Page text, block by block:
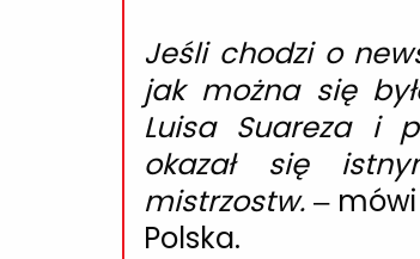
Jeśli chodzi o
jak można się
Luisa Suareza i
okazał się
mistrzostw. –
Polska.